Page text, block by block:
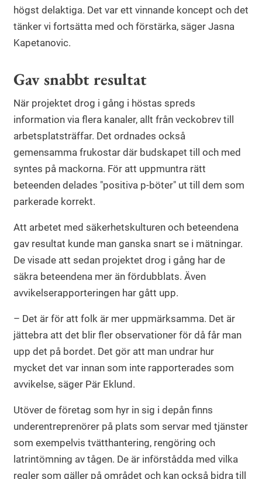
högst delaktiga. Det var ett vinnande koncept och det
tänker vi fortsätta med och förstärka, säger Jasna
Kapetanovic.
Gav snabbt resultat
När projektet drog i gång i höstas spreds
information via flera kanaler, allt från veckobrev till
arbetsplatsträffar. Det ordnades också
gemensamma frukostar där budskapet till och med
syntes på mackorna. För att uppmuntra rätt
beteenden delades "positiva p-böter" ut till dem som
parkerade korrekt.
Att arbetet med säkerhetskulturen och beteendena
gav resultat kunde man ganska snart se i mätningar.
De visade att sedan projektet drog i gång har de
säkra beteendena mer än fördubblats. Även
avvikelserapporteringen har gått upp.
– Det är för att folk är mer uppmärksamma. Det är
jättebra att det blir fler observationer för då får man
upp det på bordet. Det gör att man undrar hur
mycket det var innan som inte rapporterades som
avvikelse, säger Pär Eklund.
Utöver de företag som hyr in sig i depån finns
underentreprenörer på plats som servar med tjänster
som exempelvis tvätthantering, rengöring och
latrintömning av tågen. De är införstådda med vilka
regler som gäller på området och kan också bidra till